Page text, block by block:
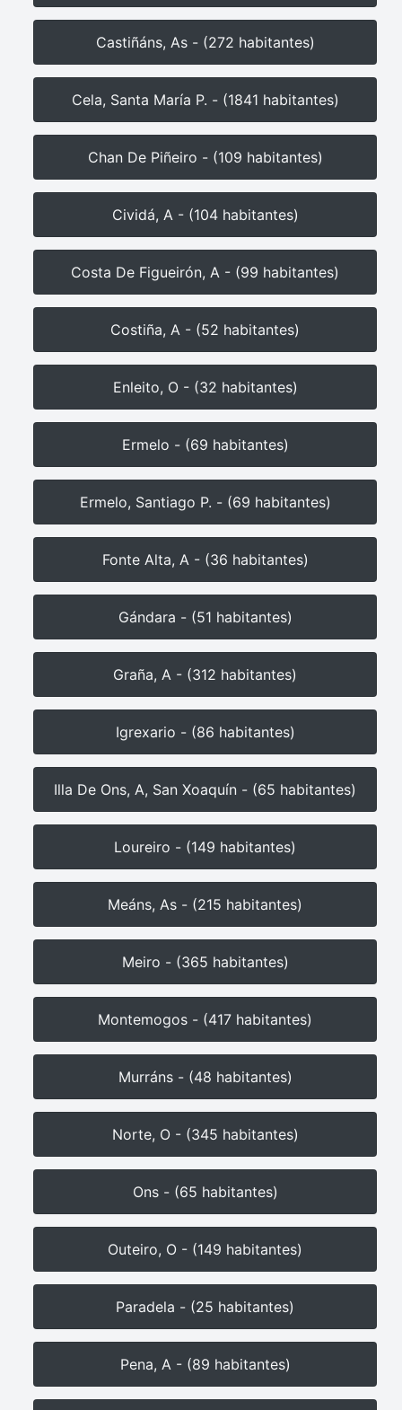
Castiñáns, As - (272 habitantes)
Cela, Santa María P. - (1841 habitantes)
Chan De Piñeiro - (109 habitantes)
Cividá, A - (104 habitantes)
Costa De Figueirón, A - (99 habitantes)
Costiña, A - (52 habitantes)
Enleito, O - (32 habitantes)
Ermelo - (69 habitantes)
Ermelo, Santiago P. - (69 habitantes)
Fonte Alta, A - (36 habitantes)
Gándara - (51 habitantes)
Graña, A - (312 habitantes)
Igrexario - (86 habitantes)
Illa De Ons, A, San Xoaquín - (65 habitantes)
Loureiro - (149 habitantes)
Meáns, As - (215 habitantes)
Meiro - (365 habitantes)
Montemogos - (417 habitantes)
Murráns - (48 habitantes)
Norte, O - (345 habitantes)
Ons - (65 habitantes)
Outeiro, O - (149 habitantes)
Paradela - (25 habitantes)
Pena, A - (89 habitantes)